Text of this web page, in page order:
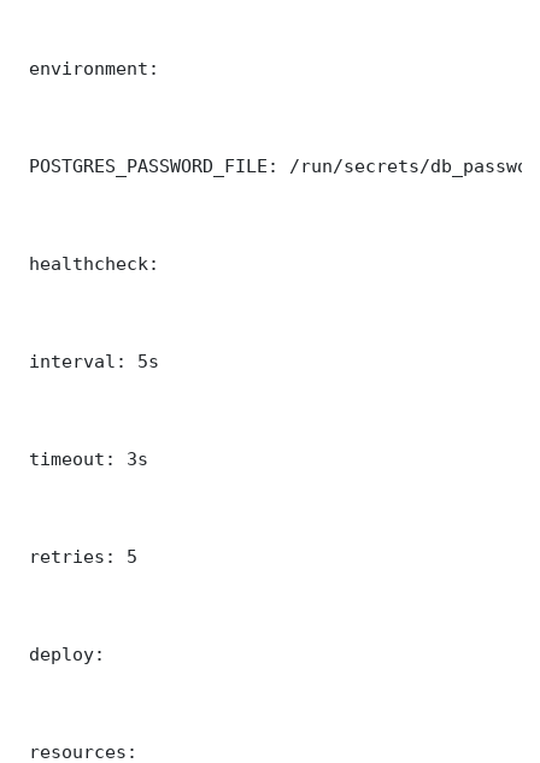
environment:
POSTGRES_PASSWORD_FILE: /run/secrets/
healthcheck:
interval: 5s
timeout: 3s
retries: 5
deploy:
resources: